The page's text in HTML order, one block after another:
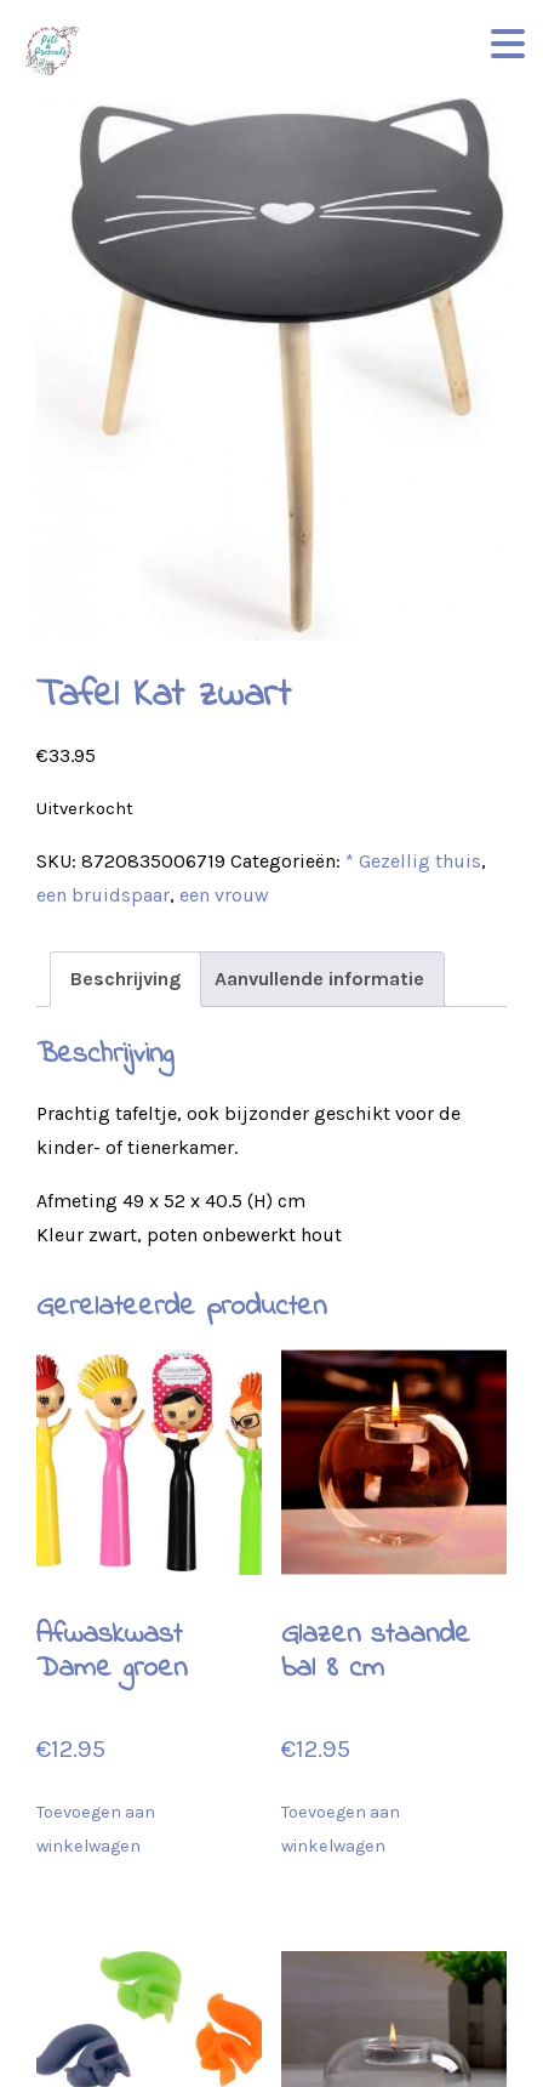
Tafel Kat zwart
€33.95
Uitverkocht
SKU: 8720835006719 Categorieën: * Gezellig thuis,
een bruidspaar, een vrouw
Beschrijving Aanvullende informatie
Beschrijving
Prachtig tafeltje, ook bijzonder geschikt voor de
kinder- of tienerkamer.
Afmeting 49 x 52 x 40.5 (H) cm
Kleur zwart, poten onbewerkt hout
Gerelateerde producten
Afwaskwast
Dame groen
€12.95
Toevoegen aan
winkelwagen
Glazen staande
bal 8 cm
€12.95
Toevoegen aan
winkelwagen